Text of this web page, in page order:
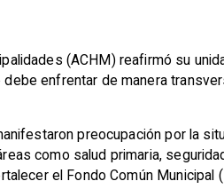
(ACHM) reafirmó su
debe enfrentar de manera
preocupación por la
como salud primaria,
el Fondo Común Municipal